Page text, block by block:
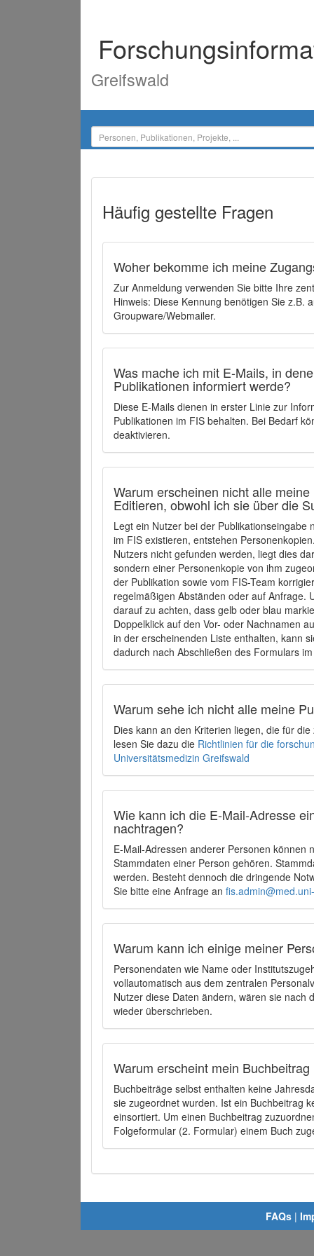
Greifswald
Häufig gestellte Fragen
Woher bekomme ich meine
Zur Anmeldung verwenden Sie bitte Ihre
Hinweis: Diese Kennung benötigen Sie z.B.
Groupware/Webmailer.
Was mache ich mit E-Mails, in
Publikationen informiert werde?
Diese E-Mails dienen in erster Linie zur
Publikationen im FIS behalten. Bei Bedarf
deaktivieren.
Warum erscheinen nicht alle
Editieren, obwohl ich sie über die
Legt ein Nutzer bei der
im FIS existieren, entstehen
Nutzers nicht gefunden werden, liegt dies
sondern einer Personenkopie von ihm
der Publikation sowie vom FIS-Team
regelmäßigen Abständen oder auf Anfrage.
darauf zu achten, dass gelb oder blau
Doppelklick auf den Vor- oder Nachnamen
in der erscheinenden Liste enthalten, kann
dadurch nach Abschließen des Formulars
Warum sehe ich nicht alle meine
Dies kann an den Kriterien liegen, die für
lesen Sie dazu die Richtlinien für die
Universitätsmedizin Greifswald
Wie kann ich die E-Mail-Adresse
nachtragen?
E-Mail-Adressen anderer Personen können
Stammdaten einer Person gehören.
werden. Besteht dennoch die dringende
Sie bitte eine Anfrage an
Warum kann ich einige meiner
Personendaten wie Name oder
vollautomatisch aus dem zentralen
Nutzer diese Daten ändern, wären sie
wieder überschrieben.
Warum erscheint mein
Buchbeiträge selbst enthalten keine
sie zugeordnet wurden. Ist ein Buchbeitrag
einsortiert. Um einen Buchbeitrag
Folgeformular (2. Formular) einem Buch
FAQs |